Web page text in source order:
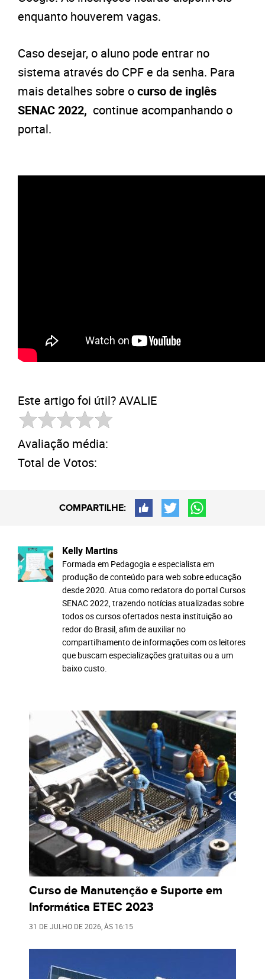
enquanto houverem vagas.
Caso desejar, o aluno pode entrar no
sistema através do CPF e da senha. Para
mais detalhes sobre ocurso de inglês
SENAC 2022, continue acompanhando o
portal.
Este artigo foi útil? AVALIE
Avaliação média:
Total de Votos:
COMPARTILHE:
Kelly Martins
Formada em Pedagogia e especialista em
produção de conteúdo para web sobre educação
desde 2020. Atua como redatora do portal Cursos
SENAC 2022, trazendo notícias atualizadas sobre
todos os cursos ofertados nesta instituição ao
redor do Brasil, afim de auxiliar no
compartilhamento de informações com os leitores
que buscam especializações gratuitas ou a um
baixo custo.
Curso de Manutenção e Suporte em
Informática ETEC 2023
31 DE JULHO DE 2026 , ÀS 16:15